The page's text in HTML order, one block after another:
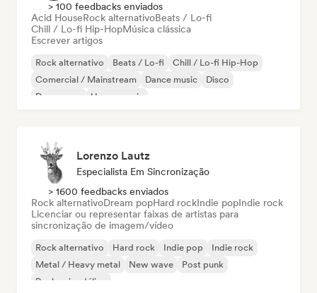
> 100 feedbacks enviados
Acid HouseRock alternativoBeats / Lo-fi
Chill / Lo-fi Hip-HopMúsica clássica
Escrever artigos
Rock alternativo Beats / Lo-fi
Chill / Lo-fi Hip-Hop
Comercial / Mainstream
Dance music
Disco
Dream pop
House music
Lorenzo Lautz
Especialista Em Sincronização
> 1600 feedbacks enviados
Rock alternativoDream popHard rockIndie popIndie rock
Licenciar ou representar faixas de artistas para
sincronização de imagem/vídeo
Rock alternativo Hard rock Indie pop
Indie rock
Metal / Heavy metal
New wave
Post punk
Rock psicodélico